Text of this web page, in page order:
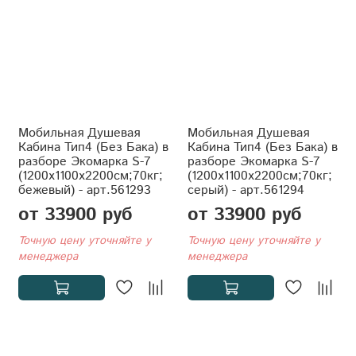
Мобильная Душевая
Кабина Тип4 (Без Бака) в
разборе Экомарка S-7
(1200x1100x2200см;70кг;
бежевый) - арт.561293
от 33900 руб
Точную цену уточняйте у
менеджера
Мобильная Душевая
Кабина Тип4 (Без Бака) в
разборе Экомарка S-7
(1200x1100x2200см;70кг;
серый) - арт.561294
от 33900 руб
Точную цену уточняйте у
менеджера